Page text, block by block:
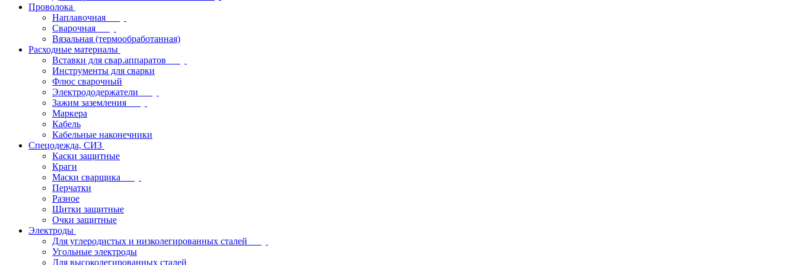
Проволока
Наплавочная
Сварочная
Вязальная (термообработанная)
Расходные материалы
Вставки для свар.аппаратов
Инструменты для сварки
Флюс сварочный
Электрододержатели
Зажим заземления
Маркера
Кабель
Кабельные наконечники
Спецодежда, СИЗ
Каски защитные
Краги
Маски сварщика
Перчатки
Разное
Щитки защитные
Очки защитные
Электроды
Для углеродистых и низколегированных сталей
Угольные электроды
Для высоколегированных сталей